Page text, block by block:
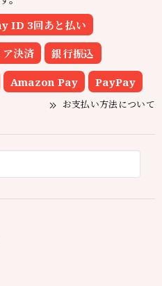
ID 3回あと払い
決済 銀行振込
Amazon Pay PayPay
お支払い方法について